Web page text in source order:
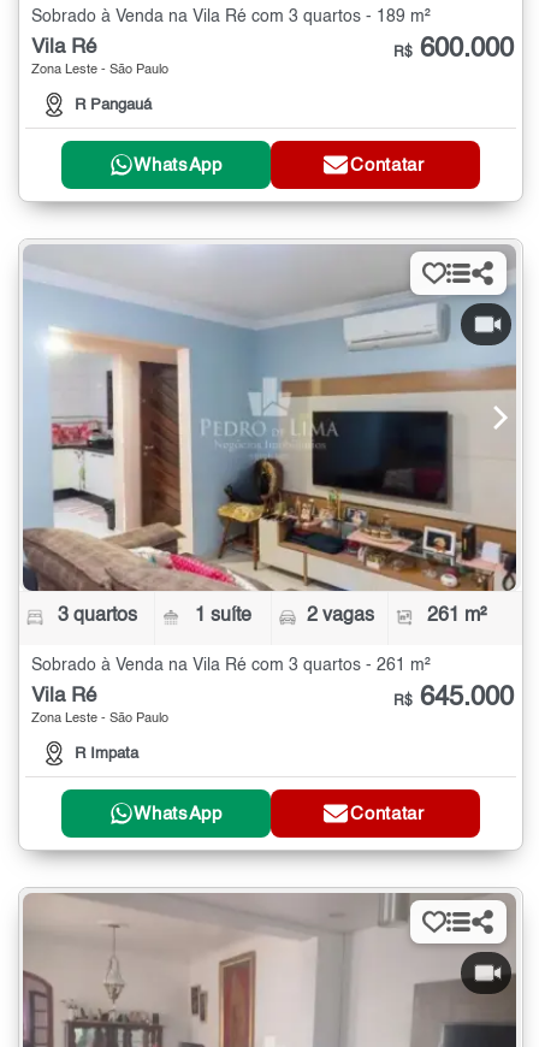
Sobrado à Venda na Vila Ré com 3 quartos - 189 m²
Vila Ré
Zona Leste - São Paulo
R Pangauá
R$ 600.000
WhatsApp Contatar
3 quartos 1 suíte 2 vagas 261 m²
Sobrado à Venda na Vila Ré com 3 quartos - 261 m²
Vila Ré
Zona Leste - São Paulo
R Impata
R$ 645.000
WhatsApp Contatar